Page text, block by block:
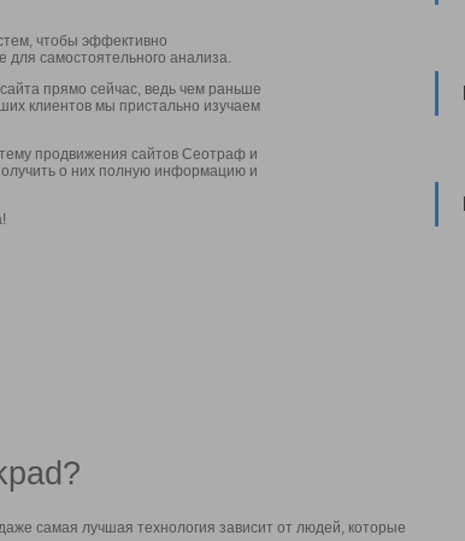
чтобы эффективно
самостоятельного анализа.
прямо сейчас, ведь чем раньше
клиентов мы пристально изучаем
продвижения сайтов Сеотраф и
о них полную информацию и
самая лучшая технология зависит от людей, которые